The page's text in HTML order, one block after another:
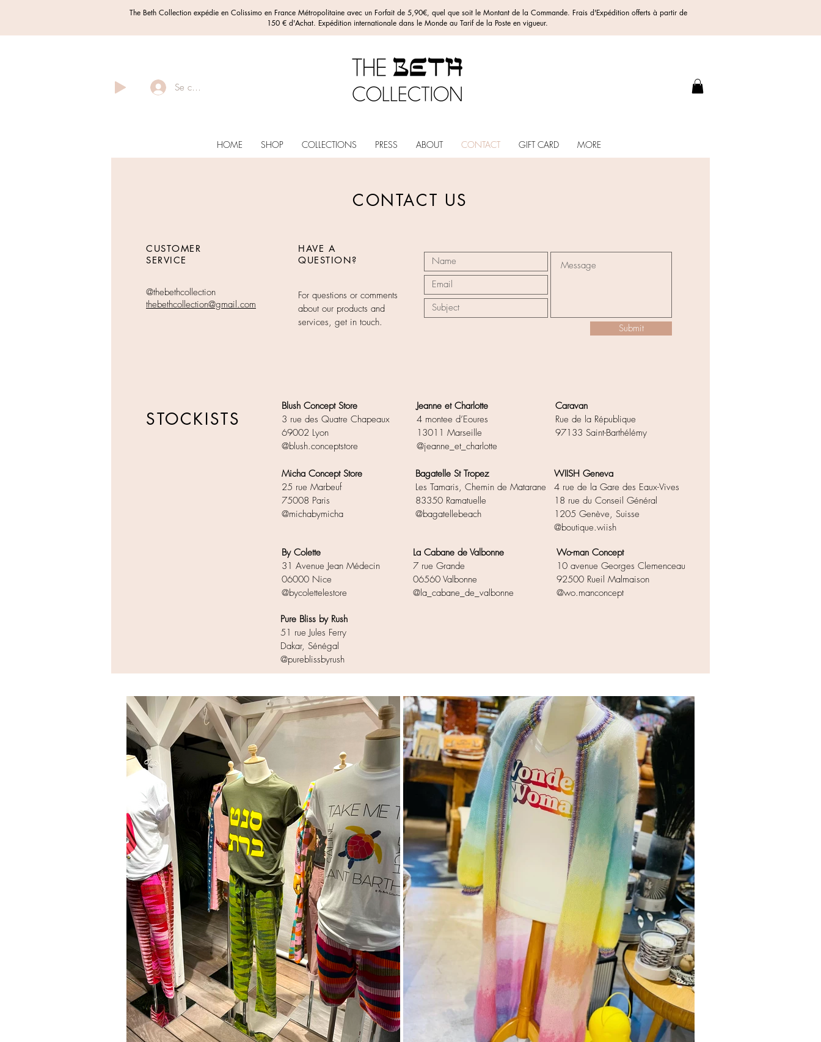
The Beth Collection expédie en Colissimo en France Métropolitaine avec un Forfait de 5,90€, quel que soit le Montant de la Commande. Frais d'Expédition offerts à partir de
150 € d'Achat. Expédition internationale dans le Monde au Tarif de la Poste en vigueur.
Se connecter
HOME SHOP COLLECTIONS PRESS ABOUT CONTACT GIFT CARD MORE
CONTACT US
CUSTOMER
SERVICE
@thebethcollection
thebethcollection@gmail.com
HAVE A
QUESTION?
For questions or comments
about our products and
services, get in touch.
Submit
STOCKISTS
Blush Concept Store
​3 rue des Quatre Chapeaux
69002 Lyon
@blush.conceptstore
Jeanne et Charlotte
4 montee d’Eoures
13011 Marseille
@jeanne_et_charlotte
Caravan
Rue de la République
97133 Saint-Barthélémy
WIISH Geneva
4 rue de la Gare des Eaux-Vives
18 rue du Conseil Général
1205 Genève, Suisse
@boutique.wiish
Micha Concept Store
25 rue Marbeuf
75008 Paris
@michabymicha
Bagatelle St Tropez
Les Tamaris, Chemin de Matarane
83350 Ramatuelle
@bagatellebeach
By Colette
31 Avenue Jean Médecin
06000 Nice
@bycolettelestore
La Cabane de Valbonne
7 rue Grande
06560 Valbonne
@la_cabane_de_valbonne
Wo-man Concept
10 avenue Georges Clemenceau
92500 Rueil Malmaison
@wo.manconcept
Pure Bliss by Rush
51 rue Jules Ferry
Dakar, Sénégal
@pureblissbyrush